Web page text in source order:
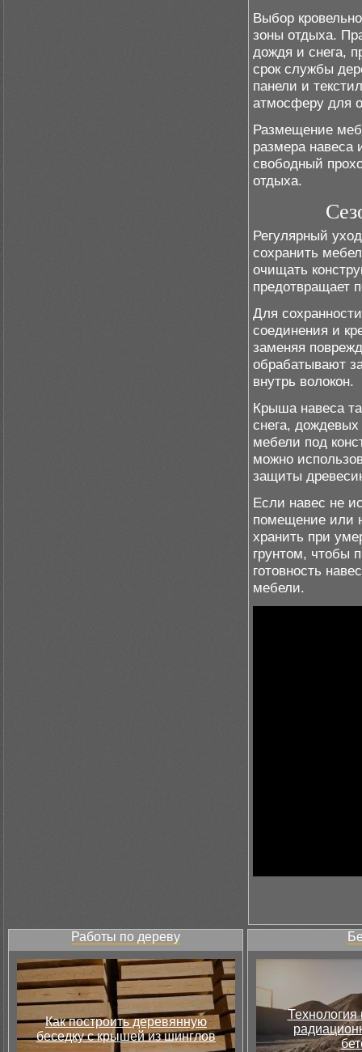
Выбор
зоны отдыха.
дождя и снега,
срок службы
панели и
атмосферу для
Размещение
размера навеса
свободный
отдыха.
Регулярный
сохранить
очищать
предотвращает
Для
соединения и
заменяя
обрабатывают
внутрь волокон.
Крыша навеса
снега,
мебели под
можно
защиты
Если навес не
помещение или
хранить при
грунтом, чтобы
готовность
мебели.
Работы по дереву
Как построить деревянную
беседку с крышей из шинглов
Технология